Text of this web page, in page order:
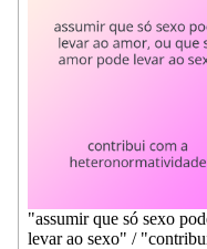
"assumir que só sexo
levar ao sexo" /